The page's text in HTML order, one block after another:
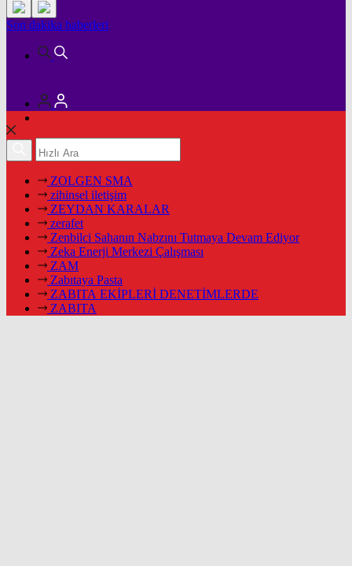
Son dakika haberleri
ZOLGEN SMA
zihinsel iletişim
ZEYDAN KARALAR
zerafet
Zenbilci Sahanın Nabzını Tutmaya Devam Ediyor
Zeka Enerji Merkezi Çalışması
ZAM
Zabıtaya Pasta
ZABITA EKİPLERİ DENETİMLERDE
ZABITA